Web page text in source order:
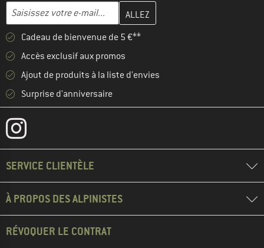
Adresse e-mail
Entrez votre adresse e-mail ici et créez votre compte client à la
Cadeau de bienvenue de 5 €**
Accès exclusif aux promos
Ajout de produits à la liste d'envies
Surprise d'anniversaire
SERVICE CLIENTÈLE
À PROPOS DES ALPINISTES
RÉVOQUER LE CONTRAT